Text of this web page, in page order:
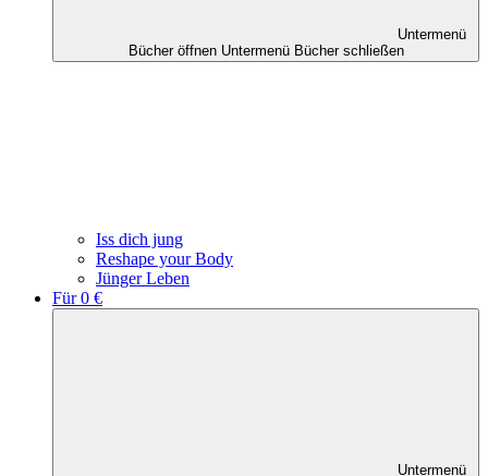
Untermenü
Bücher öffnen Untermenü Bücher schließen
Iss dich jung
Reshape your Body
Jünger Leben
Für 0 €
Untermenü